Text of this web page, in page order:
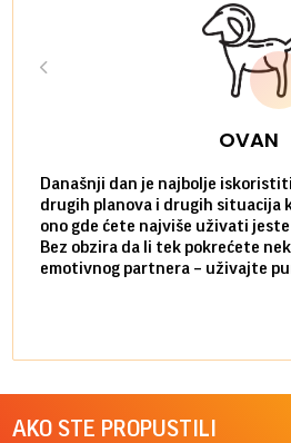
OVAN
Današnji dan je najbolje
drugih planova i drugih situacija
ono gde ćete najviše uživati
Bez obzira da li tek pokrećete
emotivnog partnera – uživajte
AKO STE PROPUSTILI